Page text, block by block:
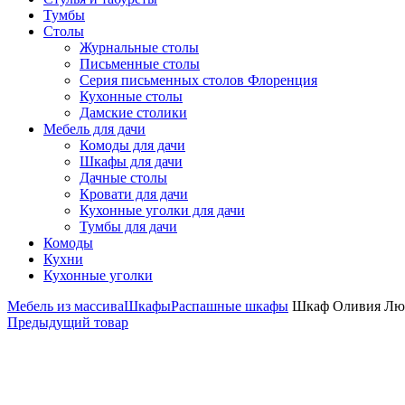
Тумбы
Столы
Журнальные столы
Письменные столы
Серия письменных столов Флоренция
Кухонные столы
Дамские столики
Мебель для дачи
Комоды для дачи
Шкафы для дачи
Дачные столы
Кровати для дачи
Кухонные уголки для дачи
Тумбы для дачи
Комоды
Кухни
Кухонные уголки
Мебель из массиваШкафыРаспашные шкафы Шкаф Оливия
Предыдущий товар